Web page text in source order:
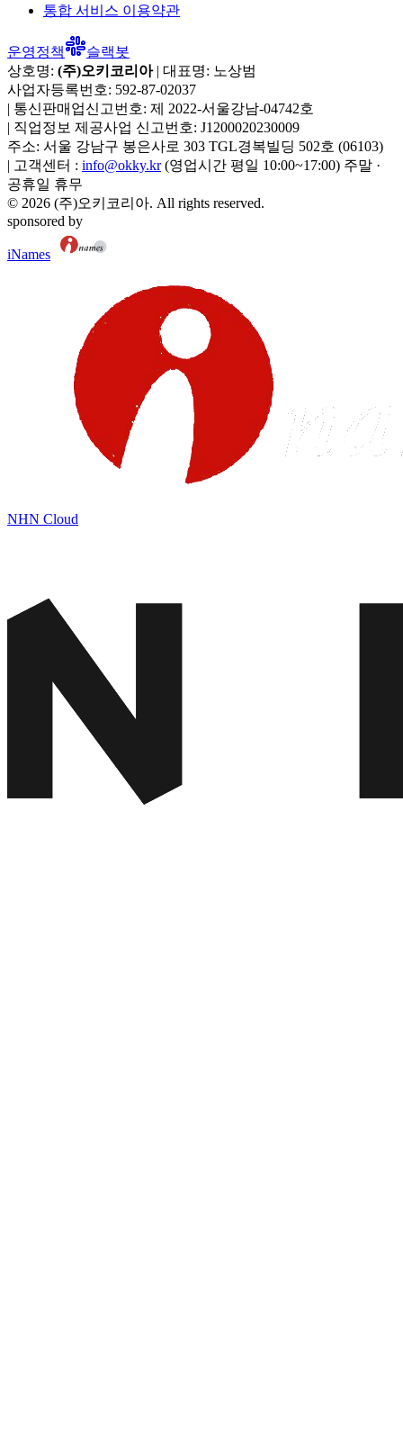
통합 서비스 이용약관
운영정책
슬랙봇
상호명: (주)오키코리아| 대표명: 노상범
사업자등록번호: 592-87-02037
| 통신판매업신고번호: 제 2022-서울강남-04742호
| 직업정보 제공사업 신고번호: J1200020230009
주소: 서울 강남구 봉은사로 303 TGL경복빌딩 502호 (06103)
| 고객센터 : info@okky.kr (영업시간 평일 10:00~17:00) 주말 ·
공휴일 휴무
© 2026 (주)오키코리아. All rights reserved.
sponsored by
iNames
NHN Cloud